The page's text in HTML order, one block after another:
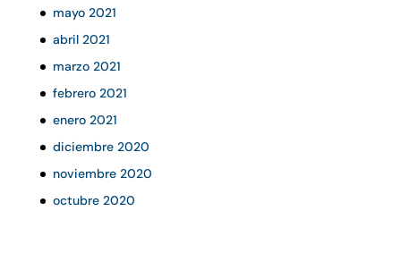
mayo 2021
abril 2021
marzo 2021
febrero 2021
enero 2021
diciembre 2020
noviembre 2020
octubre 2020